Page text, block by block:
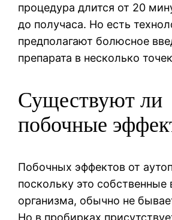
процедура длится от 20
до получаса. Но есть
предполагают болюсное
препарата в несколько
Существуют ли
побочные
Побочных эффектов от
поскольку это собственные
организма, обычно не
Но в пробирках